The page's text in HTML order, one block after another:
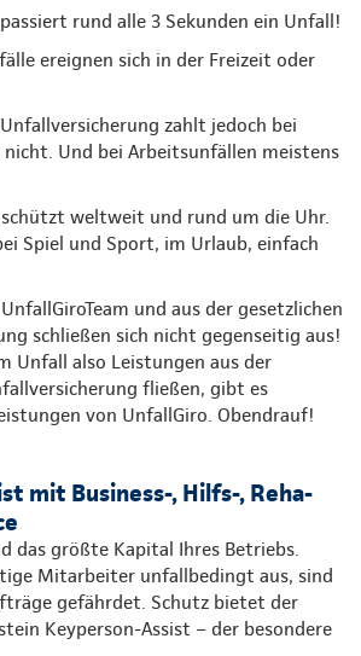
rund alle 3 Sekunden ein Unfall!
ereignen sich in der Freizeit oder
zahlt jedoch bei
Und bei Arbeitsunfällen meistens
schützt weltweit und rund um die Uhr.
Spiel und Sport, im Urlaub, einfach
und aus der gesetzlichen
schließen sich nicht gegenseitig aus!
Unfall also Leistungen aus der
fließen, gibt es
von UnfallGiro. Obendrauf!
mit Business-, Hilfs-, Reha-
das größte Kapital Ihres Betriebs.
Mitarbeiter unfallbedingt aus, sind
gefährdet. Schutz bietet der
Keyperson-Assist – der besondere